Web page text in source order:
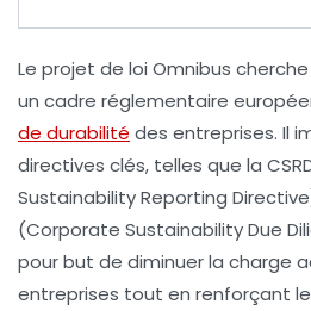
Le projet de loi Omnibus
un cadre réglementaire
de durabilité des entreprises. Il
directives clés, telles que la
Sustainability Reporting
(Corporate Sustainability Due
pour but de diminuer la charge
entreprises tout en renforçant